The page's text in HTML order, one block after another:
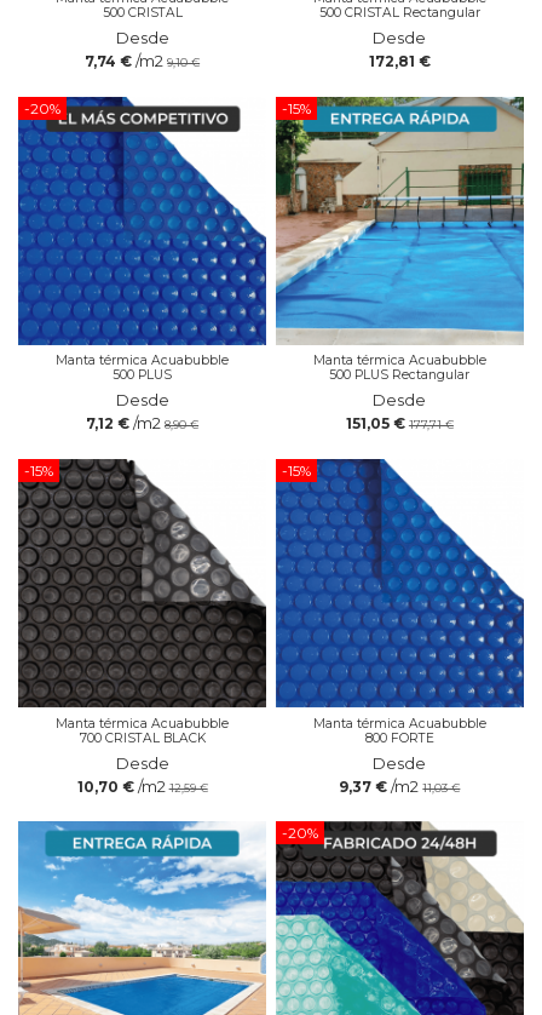
500 CRISTAL
Desde
7,74 € /m2 9,10 €
500 CRISTAL Rectangular
Desde
172,81 €
-20%
Manta térmica Acuabubble
500 PLUS
Desde
7,12 € /m2 8,90 €
-15%
Manta térmica Acuabubble
500 PLUS Rectangular
Desde
151,05 € 177,71 €
-15%
Manta térmica Acuabubble
700 CRISTAL BLACK
Desde
10,70 € /m2 12,59 €
-15%
Manta térmica Acuabubble
800 FORTE
Desde
9,37 € /m2 11,03 €
-20%